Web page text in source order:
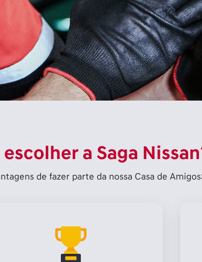
a Saga
de fazer parte da nossa Casa de